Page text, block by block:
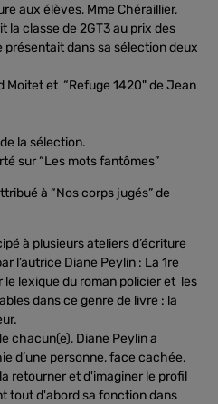
aux élèves, Mme Chéraillier,
la classe de 2GT3 au prix des
dans sa sélection deux
Moitet et “Refuge 1420" de Jean
la sélection.
sur “Les mots fantômes”
à “Nos corps jugés” de
à plusieurs ateliers d’écriture
l’autrice Diane Peylin : La 1re
lexique du roman policier et les
dans ce genre de livre : la
chacun(e), Diane Peylin a
d’une personne, face cachée,
retourner et d'imaginer le profil
tout d'abord sa fonction dans